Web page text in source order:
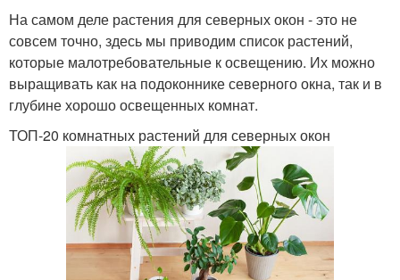
На самом деле растения для северных окон - это не
совсем точно, здесь мы приводим список растений,
которые малотребовательные к освещению. Их можно
выращивать как на подоконнике северного окна, так и в
глубине хорошо освещенных комнат.
ТОП-20 комнатных растений для северных окон